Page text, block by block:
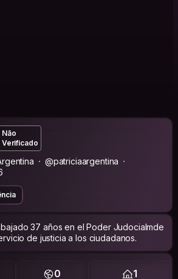
Não
Verificado
@patriciaargentina
37 años en el Poder Judocialmde
de justicia a los ciudadanos.
0 1